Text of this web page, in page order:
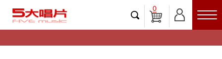
0